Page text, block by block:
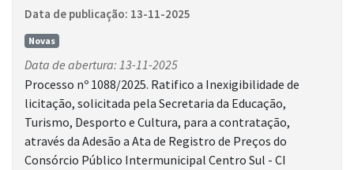
Data de publicação: 13-11-2025
Novas
Data de abertura: 13-11-2025
Processo nº 1088/2025. Ratifico a Inexigibilidade de
licitação, solicitada pela Secretaria da Educação,
Turismo, Desporto e Cultura, para a contratação,
através da Adesão a Ata de Registro de Preços do
Consórcio Público Intermunicipal Centro Sul - CI